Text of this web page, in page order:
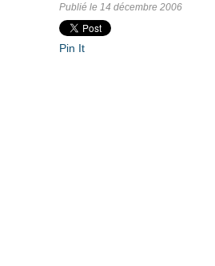
Publié le 14 décembre 2006
Pin It